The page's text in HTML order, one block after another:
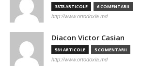
3878 ARTICOLE 6 COMENTARII
http://www.ortodoxia.md
Diacon Victor Casian
581 ARTICOLE 5 COMENTARII
http://www.ortodoxia.md